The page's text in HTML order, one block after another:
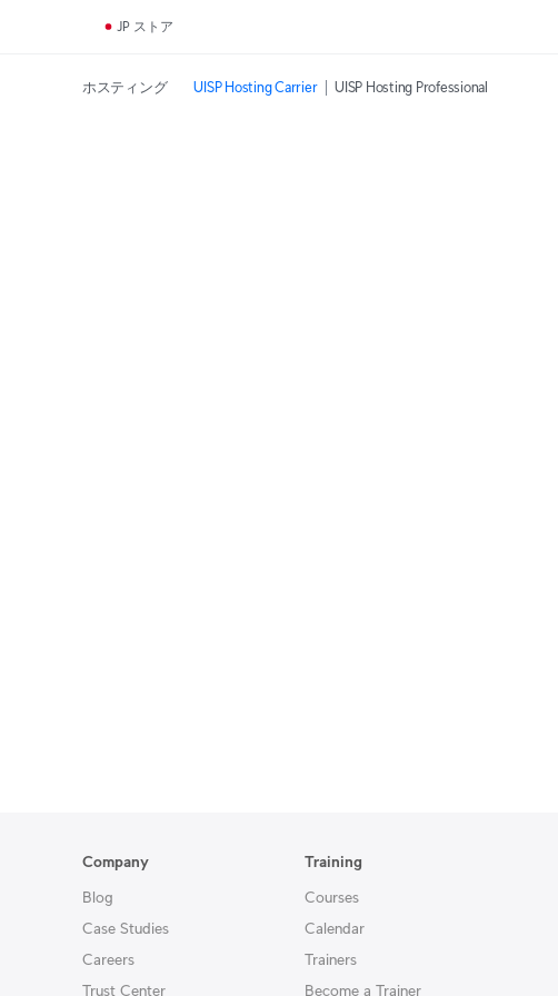
JP ストア
ホスティング UISP Hosting Carrier UISP Hosting Professional
Company
Blog
Case Studies
Careers
Trust Center
Training
Courses
Calendar
Trainers
Become a Trainer